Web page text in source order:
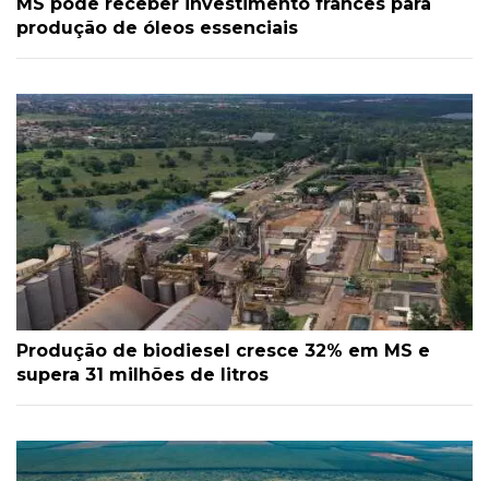
produção de óleos essenciais
Produção de biodiesel cresce 32% em MS e
supera 31 milhões de litros